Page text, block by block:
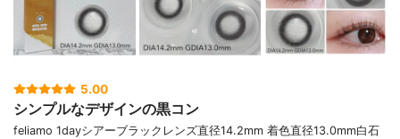
5.00
シンプルなデザインの黒コン
feliamo 1dayシアーブラックレンズ直径14.2mm 着色直径13.0mm白石